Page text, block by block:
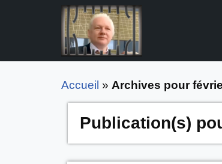
Accueil » Archives pour
Publication(s)